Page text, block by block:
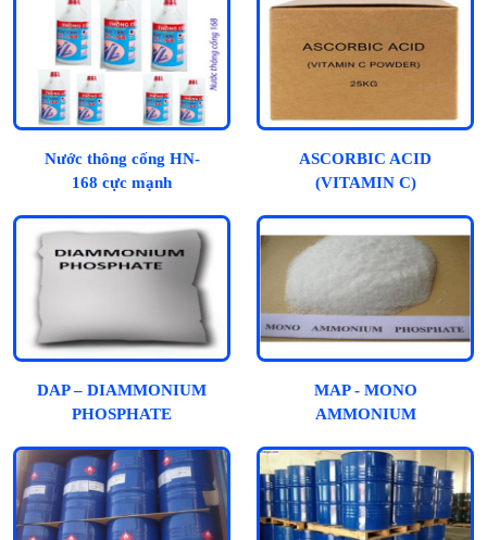
Nước thông cống HN-
168 cực mạnh
ASCORBIC ACID
(VITAMIN C)
DAP – DIAMMONIUM
PHOSPHATE
MAP - MONO
AMMONIUM